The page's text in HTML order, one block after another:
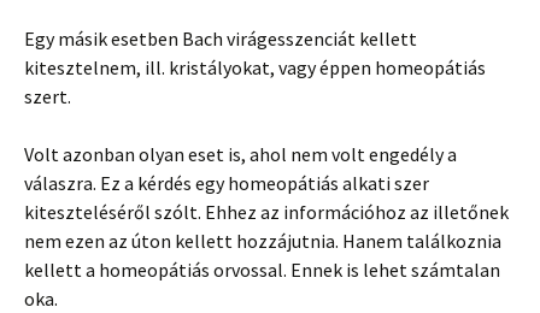
Egy másik esetben Bach virágesszenciát kellett
kitesztelnem, ill. kristályokat, vagy éppen homeopátiás
szert.
Volt azonban olyan eset is, ahol nem volt engedély a
válaszra. Ez a kérdés egy homeopátiás alkati szer
kiteszteléséről szólt. Ehhez az információhoz az illetőnek
nem ezen az úton kellett hozzájutnia. Hanem találkoznia
kellett a homeopátiás orvossal. Ennek is lehet számtalan
oka.